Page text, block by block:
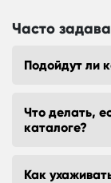
Часто
Подойдут ли
Что делать,
каталоге?
Как